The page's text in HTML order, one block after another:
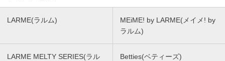
LARME(ラルム)
MEiME! by LARME(メイメ! by
ラルム)
LARME MELTY SERIES(ラル
Betties(ベティーズ)